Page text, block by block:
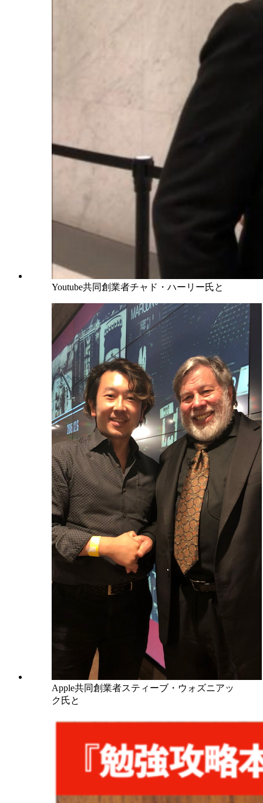
Youtube共同創業者チャド・ハーリー氏と
Apple共同創業者スティーブ・ウォズニアッ
ク氏と